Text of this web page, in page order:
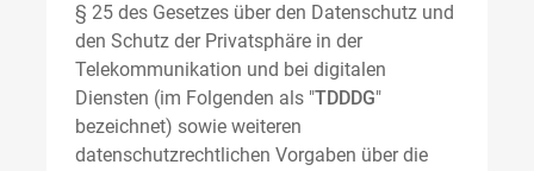
§ 25 des Gesetzes über den Datenschutz und
den Schutz der Privatsphäre in der
Telekommunikation und bei digitalen
Diensten (im Folgenden als "TDDDG"
bezeichnet) sowie weiteren
datenschutzrechtlichen Vorgaben über die